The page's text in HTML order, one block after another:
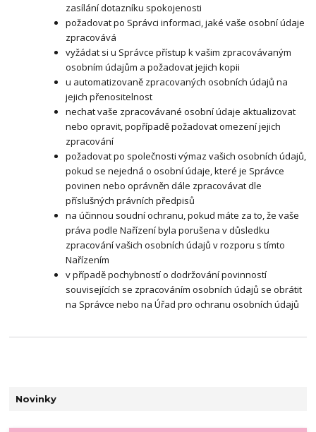
Novinky
zasílání dotazníku spokojenosti
požadovat po Správci informaci, jaké vaše osobní údaje
zpracovává
vyžádat si u Správce přístup k vašim zpracovávaným
osobním údajům a požadovat jejich kopii
u automatizovaně zpracovaných osobních údajů na
jejich přenositelnost
nechat vaše zpracovávané osobní údaje aktualizovat
nebo opravit, popřípadě požadovat omezení jejich
zpracování
požadovat po společnosti výmaz vašich osobních údajů,
pokud se nejedná o osobní údaje, které je Správce
povinen nebo oprávněn dále zpracovávat dle
příslušných právních předpisů
na účinnou soudní ochranu, pokud máte za to, že vaše
práva podle Nařízení byla porušena v důsledku
zpracování vašich osobních údajů v rozporu s tímto
Nařízením
v případě pochybností o dodržování povinností
souvisejících se zpracováním osobních údajů se obrátit
na Správce nebo na Úřad pro ochranu osobních údajů